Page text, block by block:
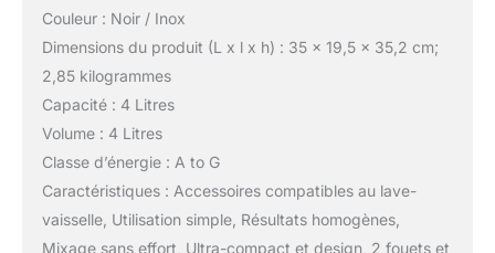
Couleur : Noir / Inox
Dimensions du produit (L x l x h) : 35 x 19,5 x 35,2 cm;
2,85 kilogrammes
Capacité : 4 Litres
Volume : 4 Litres
Classe d’énergie : A to G
Caractéristiques : Accessoires compatibles au lave-
vaisselle, Utilisation simple, Résultats homogènes,
Mixage sans effort, Ultra-compact et design, 2 fouets et